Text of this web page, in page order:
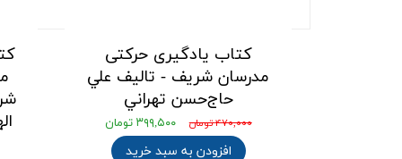
کتاب یادگیری حرکتی
مدرسان شریف - تالیف علي
حاج‌حسن تهراني
۴۷۰,۰۰۰ تومان ۳۹۹,۵۰۰ تومان
افزودن به سبد خرید